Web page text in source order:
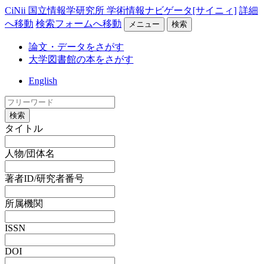
CiNii 国立情報学研究所 学術情報ナビゲータ[サイニィ] 詳細
へ移動 検索フォームへ移動 メニュー 検索
論文・データをさがす
大学図書館の本をさがす
English
検索
タイトル
人物/団体名
著者ID/研究者番号
所属機関
ISSN
DOI